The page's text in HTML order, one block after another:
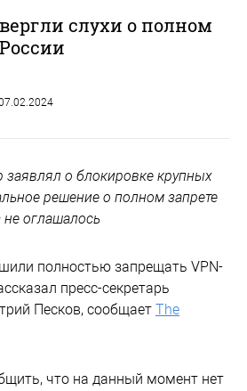
слухи о полном
заявлял о блокировке крупных
решение о полном запрете
не оглашалось
полностью запрещать VPN-
пресс-секретарь
Песков, сообщает The
что на данный момент нет